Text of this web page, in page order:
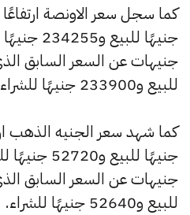
للبيع و233900 جنيهًا للشراء.
للبيع و52640 جنيهًا للشراء.